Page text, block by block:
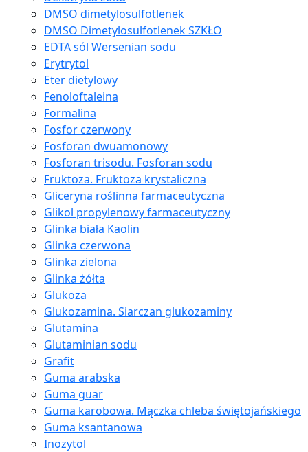
DMSO dimetylosulfotlenek
DMSO Dimetylosulfotlenek SZKŁO
EDTA sól Wersenian sodu
Erytrytol
Eter dietylowy
Fenoloftaleina
Formalina
Fosfor czerwony
Fosforan dwuamonowy
Fosforan trisodu. Fosforan sodu
Fruktoza. Fruktoza krystaliczna
Gliceryna roślinna farmaceutyczna
Glikol propylenowy farmaceutyczny
Glinka biała Kaolin
Glinka czerwona
Glinka zielona
Glinka żółta
Glukoza
Glukozamina. Siarczan glukozaminy
Glutamina
Glutaminian sodu
Grafit
Guma arabska
Guma guar
Guma karobowa. Mączka chleba świętojańskiego
Guma ksantanowa
Inozytol